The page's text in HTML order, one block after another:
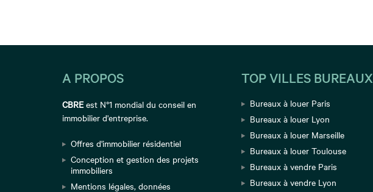
A PROPOS
CBRE est N°1 mondial du conseil en
immobilier d'entreprise.
Offres d'immobilier résidentiel
Conception et gestion des projets
immobiliers
Mentions légales, données
TOP VILLES BUREAUX
Bureaux à louer Paris
Bureaux à louer Lyon
Bureaux à louer Marseille
Bureaux à louer Toulouse
Bureaux à vendre Paris
Bureaux à vendre Lyon